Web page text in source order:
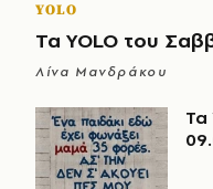
YOLO
Τα YOLO του
Λίνα Μανδράκου
Τα